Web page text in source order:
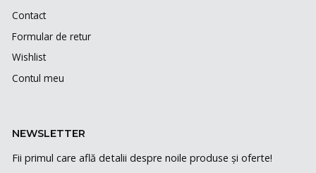
Contact
Formular de retur
Wishlist
Contul meu
NEWSLETTER
Fii primul care află detalii despre noile produse și oferte!